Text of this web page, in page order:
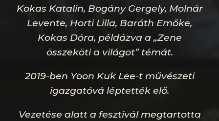
Kokas Katalin, Bogány Gergely, Molnár
Levente, Horti Lilla, Baráth Emőke,
Kokas Dóra, példázva a „Zene
összeköti a világot” témát.
2019-ben Yoon Kuk Lee-t művészeti
igazgatóvá léptették elő.
Vezetése alatt a fesztivál megtartotta